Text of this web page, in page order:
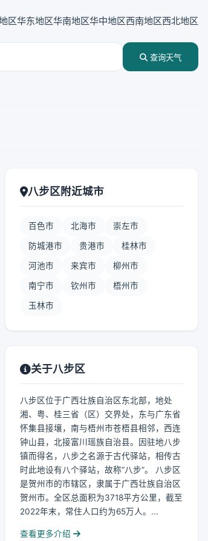
区华东地区华南地区华中地区西南地区西北地区
查询天气
八步区附近城市
百色市 北海市 崇左市
防城港市 贵港市 桂林市
河池市 来宾市 柳州市
南宁市 钦州市 梧州市
玉林市
关于八步区
八步区位于广西壮族自治区东北部，地处
湘、粤、桂三省（区）交界处，东与广东省
怀集县接壤，南与梧州市苍梧县相邻，西连
钟山县，北接富川瑶族自治县。因驻地八步
镇而得名，八步之名源于古代驿站，相传古
时此地设有八个驿站，故称“八步”。 八步区
是贺州市的市辖区，隶属于广西壮族自治区
贺州市。全区总面积为3718平方公里，截至
2022年末，常住人口约为65万人。...
查看更多介绍